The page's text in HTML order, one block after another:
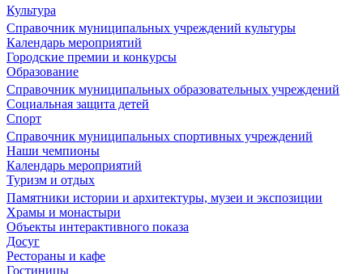
Культура
Справочник муниципальных учреждений культуры
Календарь мероприятий
Городские премии и конкурсы
Образование
Справочник муниципальных образовательных учреждений
Социальная защита детей
Спорт
Справочник муниципальных спортивных учреждений
Наши чемпионы
Календарь мероприятий
Туризм и отдых
Памятники истории и архитектуры, музеи и экспозиции
Храмы и монастыри
Объекты интерактивного показа
Досуг
Рестораны и кафе
Гостиницы